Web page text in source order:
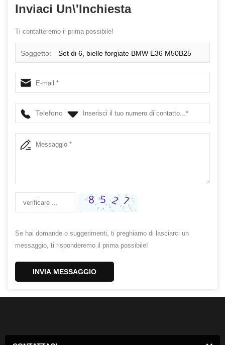
Inviaci Un\'inchiesta
Ti contatteremo il prima possibile!
Soggetto: Set di 6, bielle forgiate BMW E36 M50B25
M50B28, lunghezza 135mm c / c
Telefono
Se hai domande o suggerimenti, ti preghiamo di lasciarci un
messaggio, ti risponderemo il prima possibile!
INVIA MESSAGGIO